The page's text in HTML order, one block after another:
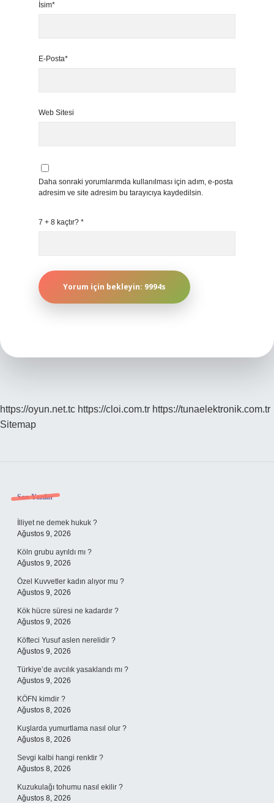
İsim*
E-Posta*
Web Sitesi
Daha sonraki yorumlarımda kullanılması için adım, e-posta
adresim ve site adresim bu tarayıcıya kaydedilsin.
7 + 8 kaçtır? *
https://oyun.net.tc https://cloi.com.tr https://tunaelektronik.com.tr
Sitemap
Sidebar
Son Yazılar
İlliyet ne demek hukuk ?
Ağustos 9, 2026
Köln grubu ayrıldı mı ?
Ağustos 9, 2026
Özel Kuvvetler kadın alıyor mu ?
Ağustos 9, 2026
Kök hücre süresi ne kadardır ?
Ağustos 9, 2026
Köfteci Yusuf aslen nerelidir ?
Ağustos 9, 2026
Türkiye’de avcılık yasaklandı mı ?
Ağustos 9, 2026
KÖFN kimdir ?
Ağustos 8, 2026
Kuşlarda yumurtlama nasıl olur ?
Ağustos 8, 2026
Sevgi kalbi hangi renktir ?
Ağustos 8, 2026
Kuzukulağı tohumu nasıl ekilir ?
Ağustos 8, 2026